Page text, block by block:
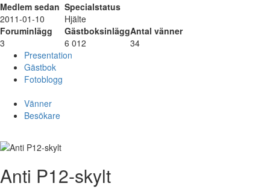
Medlem sedan Specialstatus
2011-01-10
Hjälte
Foruminlägg
GästboksinläggAntal vänner
3
6 012
34
Presentation
Gästbok
Fotoblogg
Vänner
Besökare
Anti P12-skylt